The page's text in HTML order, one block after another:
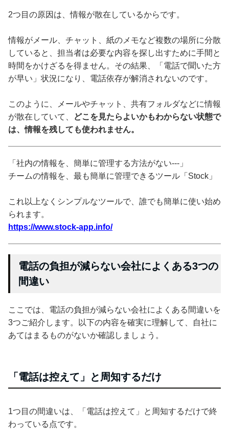
2つ目の原因は、情報が散在しているからです。
情報がメール、チャット、紙のメモなど複数の場所に分散
していると、担当者は必要な内容を探し出すために手間と
時間をかけざるを得ません。その結果、「電話で聞いた方
が早い」状況になり、電話依存が解消されないのです。
このように、メールやチャット、共有フォルダなどに情報
が散在していて、
どこを見たらよいかもわからない状態で
は、情報を残しても使われません。
「社内の情報を、簡単に管理する方法がない---」
チームの情報を、最も簡単に管理できるツール「Stock」
これ以上なくシンプルなツールで、誰でも簡単に使い始め
られます。
https://www.stock-app.info/
電話の負担が減らない会社によくある3つの
間違い
ここでは、電話の負担が減らない会社によくある間違いを
3つご紹介します。以下の内容を確実に理解して、自社に
あてはまるものがないか確認しましょう。
「電話は控えて」と周知するだけ
1つ目の間違いは、「電話は控えて」と周知するだけで終
わっている点です。